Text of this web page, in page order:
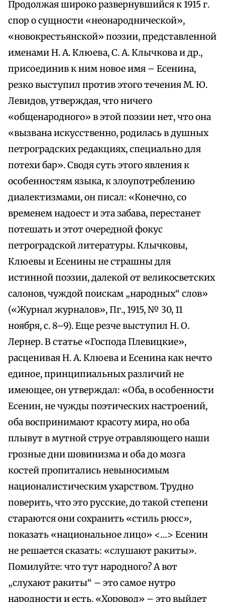
Продолжая широко развернувшийся к 1915 г.
спор о сущности «неонароднической»,
«новокрестьянской» поэзии, представленной
именами Н. А. Клюева, С. А. Клычкова и др.,
присоединив к ним новое имя – Есенина,
резко выступил против этого течения М. Ю.
Левидов, утверждая, что ничего
«общенародного» в этой поэзии нет, что она
«вызвана искусственно, родилась в душных
петроградских редакциях, специально для
потехи бар». Сводя суть этого явления к
особенностям языка, к злоупотреблению
диалектизмами, он писал: «Конечно, со
временем надоест и эта забава, перестанет
потешать и этот очередной фокус
петроградской литературы. Клычковы,
Клюевы и Есенины не страшны для
истинной поэзии, далекой от великосветских
салонов, чуждой поискам „народных“ слов»
(«Журнал журналов», Пг., 1915, № 30, 11
ноября, с. 8–9). Еще резче выступил Н. О.
Лернер. В статье «Господа Плевицкие»,
расценивая Н. А. Клюева и Есенина как нечто
единое, принципиальных различий не
имеющее, он утверждал: «Оба, в особенности
Есенин, не чужды поэтических настроений,
оба воспринимают красоту мира, но оба
плывут в мутной струе отравляющего наши
грозные дни шовинизма и оба до мозга
костей пропитались невыносимым
националистическим ухарством. Трудно
поверить, что это русские, до такой степени
стараются они сохранить «стиль рюсс»,
показать «национальное лицо» <…> Есенин
не решается сказать: «слушают ракиты».
Помилуйте: что тут народного? А вот
„слухают ракиты“ – это самое нутро
народности и есть. «Хоровод» – это выйдет